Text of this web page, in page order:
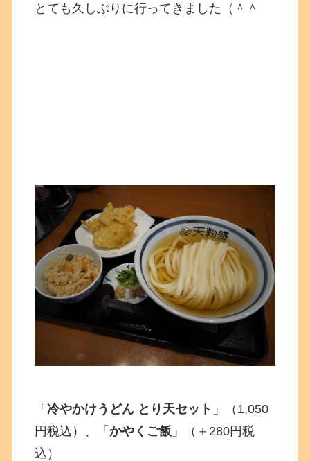
とても久しぶりに行ってきました（＾＾
「冷やかけうどん とり天セット 」（1,050
円税込）、「かやくご飯 」（＋280円税
込）